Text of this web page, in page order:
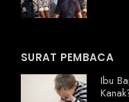
SURAT PEMBACA
Ibu